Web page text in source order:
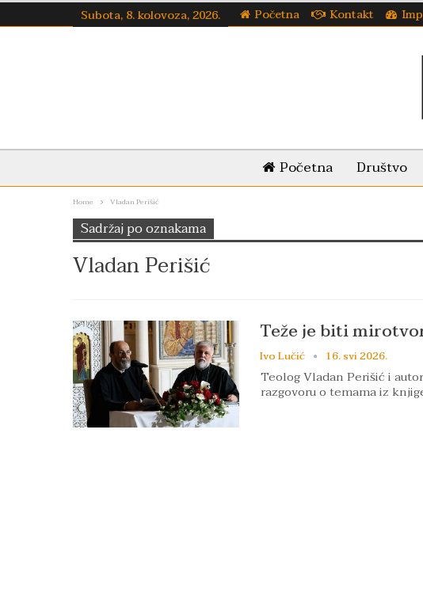
Subota, 8. kolovoza, 2026. Početna Kontakt
Početna Društvo
Home Vladan Perišić
Sadržaj po oznakama
Vladan Perišić
Teže je biti
Ivo Lučić 16. svi 2026.
Teolog Vladan Perišić i
razgovoru o temama iz